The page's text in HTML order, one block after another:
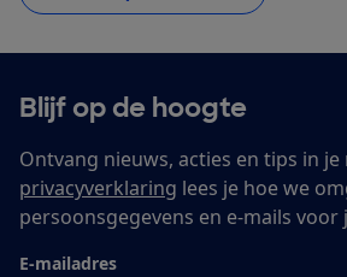
Blijf op de hoogte
Ontvang nieuws, acties en tips in
privacyverklaring lees je hoe we
persoonsgegevens en e-mails voor
E-mailadres